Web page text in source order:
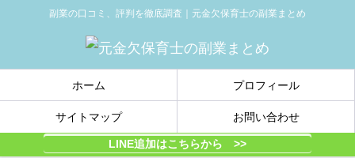
副業の口コミ、評判を徹底調査｜元金欠保育士の副業まとめ
ホーム プロフィール
サイトマップ お問い合わせ
LINE追加はこちらから >>